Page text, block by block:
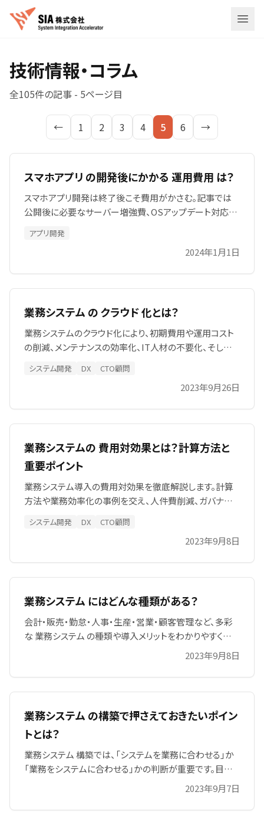
メニ
技術情報・コラム
全105件の記事 - 5ページ目
← 1 2 3 4 5 6 →
スマホアプリ の開発後にかかる 運用費用 は？
スマホアプリ開発は終了後こそ費用がかさむ。記事では
公開後に必要なサーバー増強費、OSアップデート対応
ロモーション費用を詳細に解説し、規模別の目安と年間
予算計画の考え方、見落としがちなリスクを示して想定外
アプリ開発
2024年1月1日
業務システム の クラウド 化とは？
業務システムのクラウド化により、初期費用や運用コスト
の削減、メンテナンスの効率化、IT人材の不要化、そして
セキュリティリスクなどの課題も存在します。SIA株式会社
では、これらのメリットとデメリットを踏まえ、最適なクラ
システム開発 DX CTO顧問
2023年9月26日
業務システムの 費用対効果とは？計算方法と
重要ポイント
業務システム導入の費用対効果を徹底解説します。計算
方法や業務効率化の事例を交え、人件費削減、ガバナンス
説します。コスト削減や業務効率化の方法を具体的に提
案し、安心のサポート体制で導入を確実に成功へ導きま
システム開発 DX CTO顧問
2023年9月8日
業務システム にはどんな種類がある？
会計・販売・勤怠・人事・生産・営業・顧客管理など、多彩
な 業務システム の種類や導入メリットをわかりやすく解
説します。企業の成長や内部統制にも寄与し、業務全体の
適なシステム選びに役立ててください。導入事例や選択の
コツもご紹介し、自社課題を洗い出す際のヒントも多数掲
2023年9月8日
業務システム の構築で押さえておきたいポイン
トとは？
業務システム 構築では、「システムを業務に合わせる」か
「業務をシステムに合わせる」かの判断が重要です。目的
の明確化、予算の確保、納期調整、現行機能の維持、経営
化まで、成功に向けた具体的な考え方をわかりやすく解説
2023年9月7日